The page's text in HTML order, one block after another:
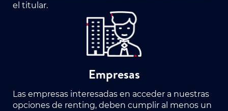
el titular.
Empresas
Las empresas interesadas en acceder a nuestras
opciones de renting, deben cumplir al menos un